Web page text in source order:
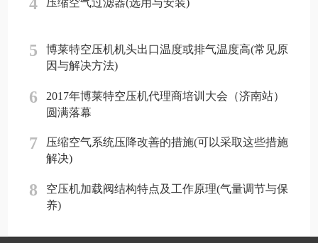
4 压缩空气过滤器(选用与安装)
5
博莱特空压机机头出口温度或排气温度高(常见原
因与解决方法)
6
2017年博莱特空压机代理商培训大会（济南站）
圆满落幕
7
压缩空气系统压降改善的措施(可以采取这些措施
解决)
8
空压机加载阀结构特点及工作原理(气量调节与保
养)